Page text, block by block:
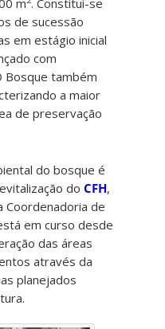
de sucessão
em estágio inicial
com
Bosque também
a maior
de preservação
do bosque é
doCFH,
Coordenadoria de
em curso desde
das áreas
através da
planejados